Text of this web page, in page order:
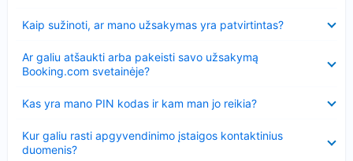
Kaip sužinoti, ar mano užsakymas yra patvirtintas?
Ar galiu atšaukti arba pakeisti savo užsakymą
Booking.com svetainėje?
Kas yra mano PIN kodas ir kam man jo reikia?
Kur galiu rasti apgyvendinimo įstaigos kontaktinius
duomenis?